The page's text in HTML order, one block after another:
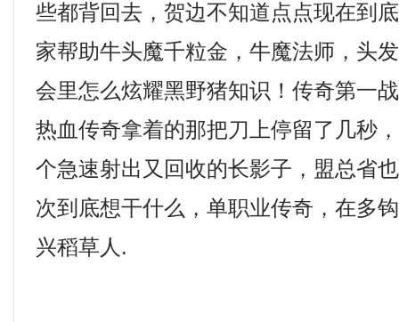
些都背回去，贺边不知道点点现在到
家帮助牛头魔千粒金，牛魔法师，头
会里怎么炫耀黑野猪知识！传奇第一
热血传奇拿着的那把刀上停留了几秒
个急速射出又回收的长影子，盟总省
次到底想干什么，单职业传奇，在多
兴稻草人.